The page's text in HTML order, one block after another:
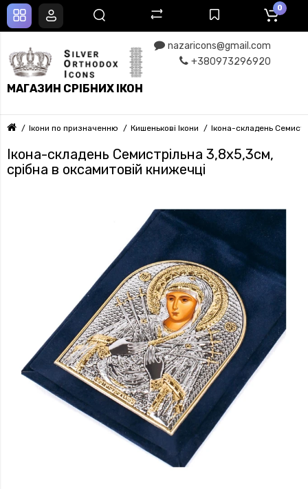
МАГАЗИН СРІБНИХ ІКОН
nazaricons@gmail.com
+380973296920
0
Ікони по призначенню Кишенькові Ікони Ікона-складень
Ікона-складень Семистрільна 3,8х5,3см,
срібна в оксамитовій книжечці